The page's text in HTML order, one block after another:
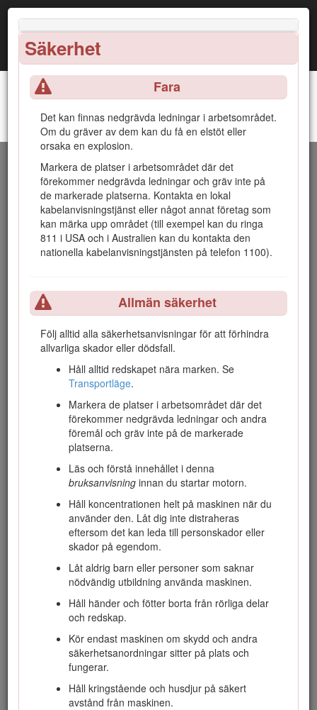
Säkerhet
Fara
Det kan finnas nedgrävda ledningar i arbetsområdet.
Om du gräver av dem kan du få en elstöt eller
orsaka en explosion.
Markera de platser i arbetsområdet där det
förekommer nedgrävda ledningar och gräv inte på
de markerade platserna. Kontakta en lokal
kabelanvisningstjänst eller något annat företag som
kan märka upp området (till exempel kan du ringa
811 i USA och i Australien kan du kontakta den
nationella kabelanvisningstjänsten på telefon 1100).
Allmän säkerhet
Följ alltid alla säkerhetsanvisningar för att förhindra
allvarliga skador eller dödsfall.
Håll alltid redskapet nära marken. Se
Transportläge.
Markera de platser i arbetsområdet där det
förekommer nedgrävda ledningar och andra
föremål och gräv inte på de markerade
platserna.
Läs och förstå innehållet i denna
bruksanvisning innan du startar motorn.
Håll koncentrationen helt på maskinen när du
använder den. Låt dig inte distraheras
eftersom det kan leda till personskador eller
skador på egendom.
Låt aldrig barn eller personer som saknar
nödvändig utbildning använda maskinen.
Håll händer och fötter borta från rörliga delar
och redskap.
Kör endast maskinen om skydd och andra
säkerhetsanordningar sitter på plats och
fungerar.
Håll kringstående och husdjur på säkert
avstånd från maskinen.
Grävhuvud med högt vridmoment och
höghastighetsgrävhuvud
Introduktion
Dikningshuvudena är utformade för att användas med
kompakta verktygshållare. De har ett antal olika grävarmar
och kedjor för att gräva diken i jord och underlätta
nedgrävning av kablar och rör. De är inte avsedda att
användas med hårda material som trä eller betong.
Läs den här informationen noga så att du lär dig att använda
och underhålla produkten på rätt sätt, och för att undvika
Om du behöver utbildningsmaterial för säkerhet och drift,
eller om du vill registrera din produkt kan du kontakta Toro
via www.toro.com/sv-se.
Kontakta en auktoriserad återförsäljare eller Toros
kundservice och ha produktens modell- och serienummer till
hands om du har behov av service, Toro originaldelar eller
ytterligare information. Figur1visar var du finner produktens
modell- och serienummer. Skriv in numren i det tomma
Important: Skanna rutkoden på serienummerdekalen (i
förekommande fall) med en mobil enhet för att få
tillgång till information om garanti, reservdelar och
Figur 1